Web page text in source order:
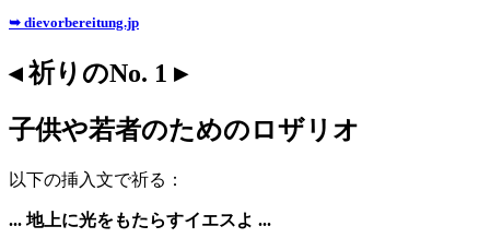
➥ dievorbereitung.jp
◂ 祈りのNo. 1 ▸
子供や若者のためのロザリオ
以下の挿入文で祈る：
... 地上に光をもたらすイエスよ ...